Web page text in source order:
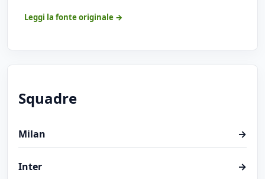
Leggi la fonte originale →
Squadre
Milan →
Inter →